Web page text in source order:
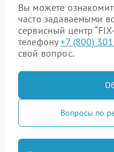
Вы можете
часто задаваемыми
сервисный центр
телефону+7 (800)
свой вопрос.
Вопросы по